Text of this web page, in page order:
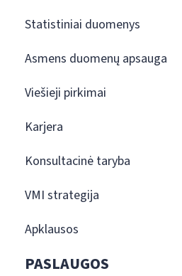
Statistiniai duomenys
Asmens duomenų apsauga
Viešieji pirkimai
Karjera
Konsultacinė taryba
VMI strategija
Apklausos
PASLAUGOS